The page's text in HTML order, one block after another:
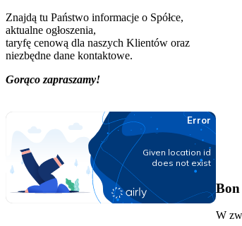
Znajdą tu Państwo informacje o Spółce,
aktualne ogłoszenia,
taryfę cenową dla naszych Klientów oraz
niezbędne dane kontaktowe.
Gorąco zapraszamy!
Bon
W